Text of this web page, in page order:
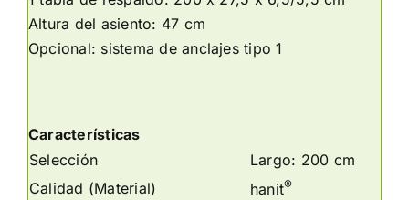
Altura del asiento: 47 cm
Opcional: sistema de anclajes tipo 1
Características
Selección
Largo: 200 cm
Calidad (Material)
hanit®